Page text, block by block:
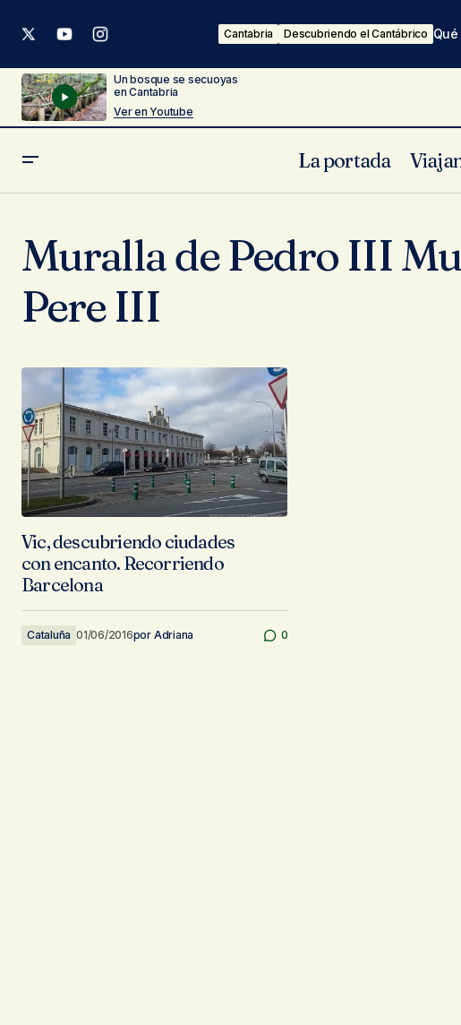
Cantabria Descubriendo el Cantábrico
Un bosque se secuoyas
en Cantabria
Ver en Youtube
La portada
Muralla de Pedro III
Pere III
Vic, descubriendo ciudades
con encanto. Recorriendo
Barcelona
Cataluña 01/06/2016por Adriana 0